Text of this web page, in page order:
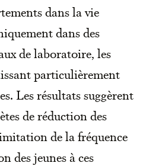
dans la vie
dans des
de laboratoire, les
particulièrement
Les résultats suggèrent
de réduction des
de la fréquence
des jeunes à ces